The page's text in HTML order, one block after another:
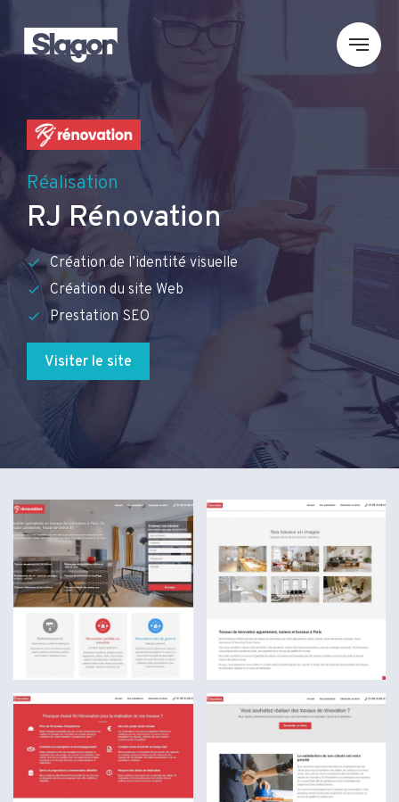
Réalisation
RJ Rénovation
Création de l’identité visuelle
Création du site Web
Prestation SEO
Visiter le site